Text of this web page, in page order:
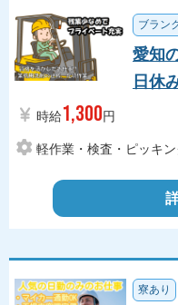
ブラン
愛知
日休
時給1,300円
軽作業・検査・ピッキ
寮あり